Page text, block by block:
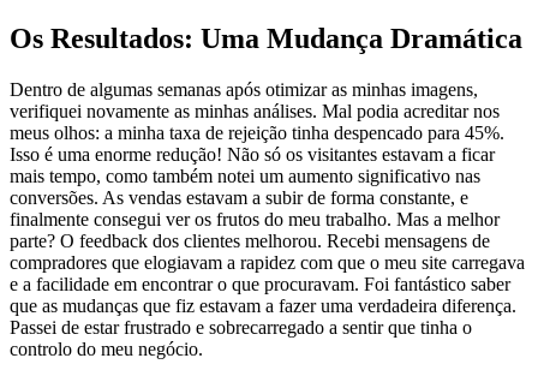
Os Resultados: Uma Mudança Dramática
Dentro de algumas semanas após otimizar as minhas imagens,
verifiquei novamente as minhas análises. Mal podia acreditar nos
meus olhos: a minha taxa de rejeição tinha despencado para 45%.
Isso é uma enorme redução! Não só os visitantes estavam a ficar
mais tempo, como também notei um aumento significativo nas
conversões. As vendas estavam a subir de forma constante, e
finalmente consegui ver os frutos do meu trabalho. Mas a melhor
parte? O feedback dos clientes melhorou. Recebi mensagens de
compradores que elogiavam a rapidez com que o meu site carregava
e a facilidade em encontrar o que procuravam. Foi fantástico saber
que as mudanças que fiz estavam a fazer uma verdadeira diferença.
Passei de estar frustrado e sobrecarregado a sentir que tinha o
controlo do meu negócio.